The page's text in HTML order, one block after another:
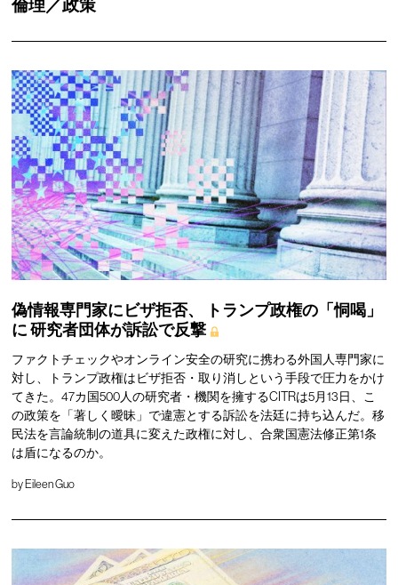
倫理／政策
偽情報専門家にビザ拒否、
トランプ政権の「恫喝」
に研究者団体が訴訟で反撃
ファクトチェックやオンライン安全の研究に携わる外国人専門家に
対し、トランプ政権はビザ拒否・取り消しという手段で圧力をかけ
てきた。47カ国500人の研究者・機関を擁するCITRは5月13日、こ
の政策を「著しく曖昧」で違憲とする訴訟を法廷に持ち込んだ。移
民法を言論統制の道具に変えた政権に対し、合衆国憲法修正第1条
は盾になるのか。
byEileen Guo